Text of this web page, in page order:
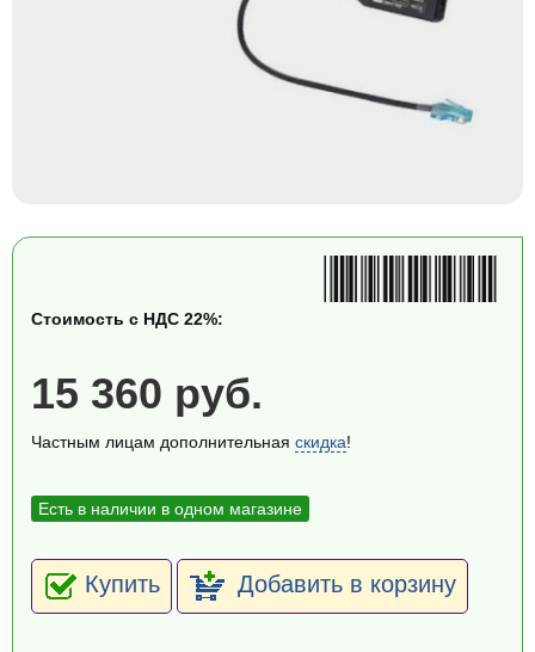
Стоимость с НДС 22%:
15 360 руб.
Частным лицам дополнительная скидка!
Есть в наличии в одном магазине
Купить Добавить в корзину